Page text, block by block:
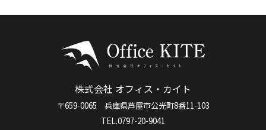
株式会社 オフィス・カイト
〒659-0065 兵庫県芦屋市公光町8番11-103
TEL.0797-20-9041